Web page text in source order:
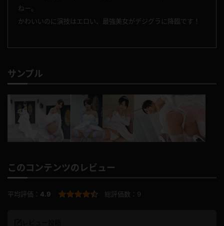
ねー。
かわいいのに演技はエロい、最強美女がデジグラに降臨です！
サンプル
このコンテンツのレビュー
平均評価： 4.9 総評価数： 9